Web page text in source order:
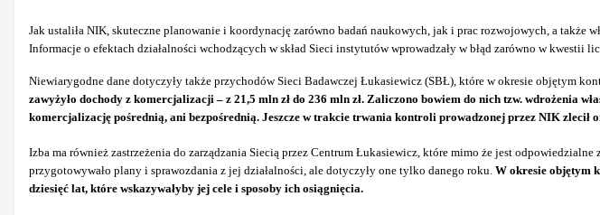
Jak ustaliła NIK, skuteczne planowanie i koordynację zarówno badań naukowych, jak i prac rozwojowych, a także
Informacje o efektach działalności wchodzących w skład Sieci instytutów wprowadzały w błąd zarówno w
Niewiarygodne dane dotyczyły także przychodów Sieci Badawczej Łukasiewicz (SBŁ), które w okresie objętym
zawyżyło dochody z komercjalizacji – z 21,5 mln zł do 236 mln zł. Zaliczono bowiem do nich tzw. wdrożenia
komercjalizację pośrednią, ani bezpośrednią. Jeszcze w trakcie trwania kontroli prowadzonej przez NIK
Izba ma również zastrzeżenia do zarządzania Siecią przez Centrum Łukasiewicz, które mimo że jest
przygotowywało plany i sprawozdania z jej działalności, ale dotyczyły one tylko danego roku. W okresie objętym
dziesięć lat, które wskazywałyby jej cele i sposoby ich osiągnięcia.